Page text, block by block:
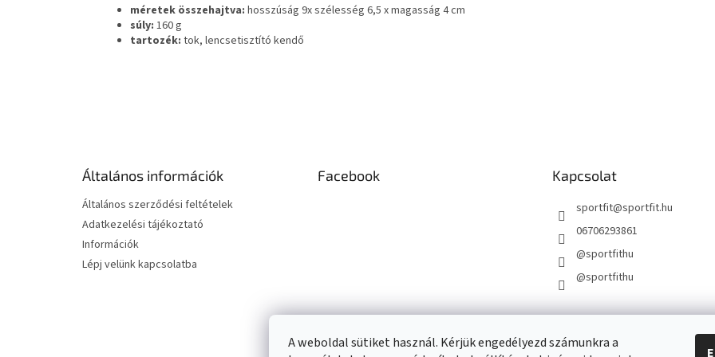
A weboldal sütiket használ. Kérjük engedélyezd számunkra a
méretek összehajtva: hosszúság 9x szélesség 6,5 x magasság 4 cm
súly: 160 g
tartozék: tok, lencsetisztító kendő
Általános információk
Általános szerződési feltételek
Adatkezelési tájékoztató
Információk
Lépj velünk kapcsolatba
Facebook Kapcsolat
sportfit@sportfit.hu
06706293861
@sportfithu
@sportfithu